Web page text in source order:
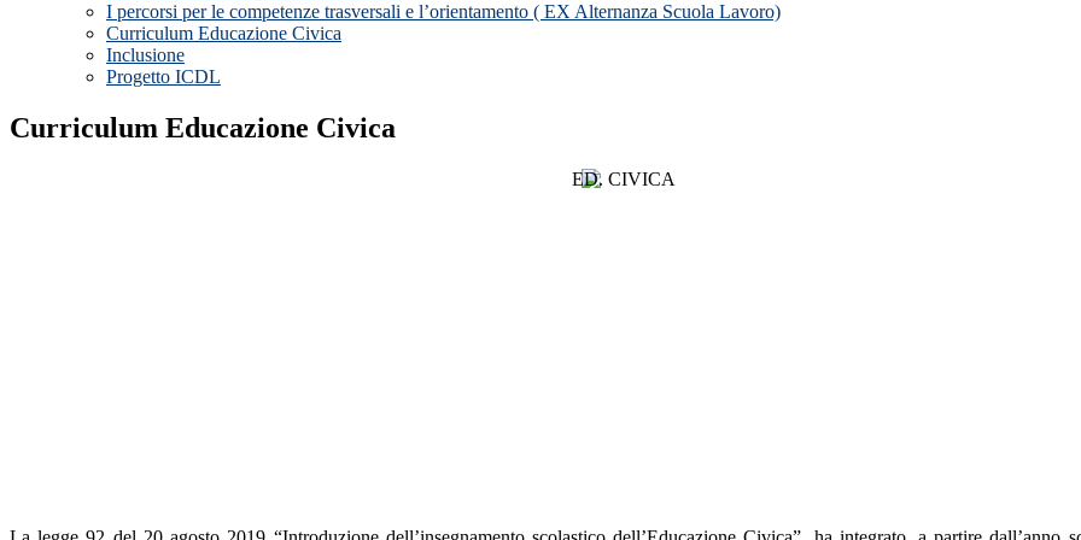
I percorsi per le competenze trasversali e l’orientamento ( EX Alternanza Scuola Lavoro)
Curriculum Educazione Civica
Inclusione
Progetto ICDL
Curriculum Educazione Civica